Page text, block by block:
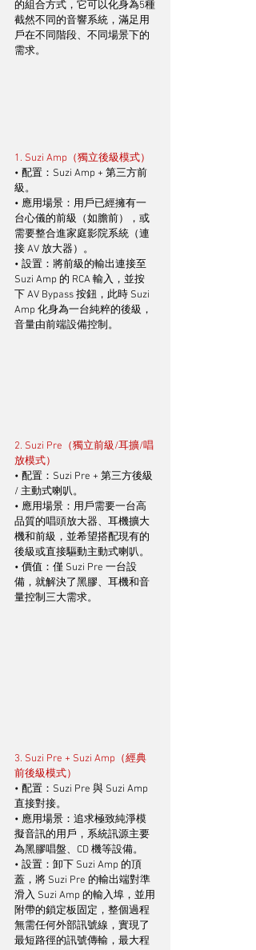
的組合方式，它可以化身為5種
截然不同的音響系統，滿足用
戶在不同階段、不同場景下的
需求。
1. Suzi Amp（獨立後級模式）
• 配置：Suzi Amp + 第三方前
級。
• 應用場景：用戶已經擁有一
台心儀的前級（如膽前），或
需要整合進家庭影院系統（連
接 AV 放大器）。
• 設置：將前級的輸出連接至
Suzi Amp 的 RCA 輸入，並按
下 AV Bypass 按鈕，此時 Suzi
Amp 化身為一台純粹的後級，
音量由前端設備控制。
2. Suzi Pre（獨立前級/耳擴/唱
放模式）
• 配置：Suzi Pre + 第三方後級
/ 主動式喇叭。
• 應用場景：用戶需要一台高
品質的唱頭放大器、耳機擴大
機和前級，並希望搭配現有的
後級或直接驅動主動式喇叭。
• 價值：僅 Suzi Pre 一台設
備，就解決了黑膠、耳機和音
量控制三大需求。
3. Suzi Pre + Suzi Amp（經典
前後級模式）
• 配置：Suzi Pre 與 Suzi Amp
直接對接。
• 應用場景：追求極致純淨模
擬音訊的用戶，系統訊源主要
為黑膠唱盤、CD 機等設備。
• 設置：卸下 Suzi Amp 的頂
蓋，將 Suzi Pre 的輸出端對準
滑入 Suzi Amp 的輸入埠，並用
附帶的鎖定板固定，整個過程
無需任何外部訊號線，實現了
最短路徑的訊號傳輸，最大程